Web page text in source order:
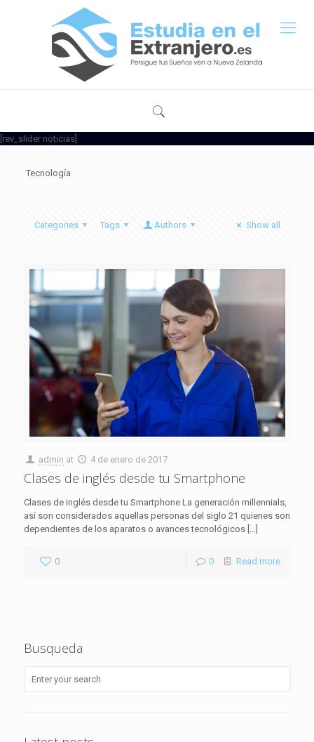
[rev_slider noticias]
Tecnología
Categories Tags Authors Show all
admin at 4 de enero de 2017
Clases de inglés desde tu Smartphone
Clases de inglés desde tu Smartphone La generación millennials,
así son considerados aquellas personas del siglo 21 quienes son
dependientes de los aparatos o avances tecnológicos[…]
0 0 Read more
Busqueda